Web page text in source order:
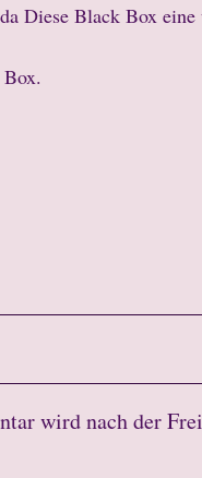
Diese Black Box
wird nach der